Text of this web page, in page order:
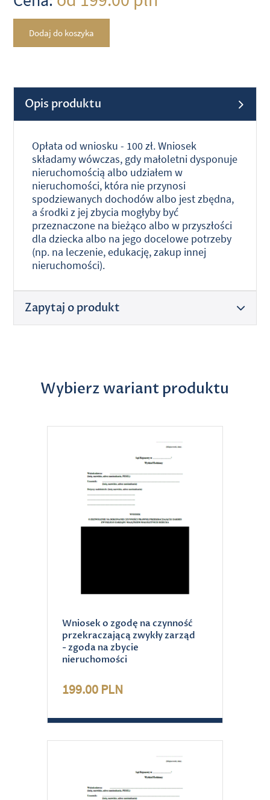
Dodaj do koszyka
Opis produktu
Opłata od wniosku - 100 zł. Wniosek
składamy wówczas, gdy małoletni dysponuje
nieruchomością albo udziałem w
nieruchomości, która nie przynosi
spodziewanych dochodów albo jest zbędna,
a środki z jej zbycia mogłyby być
przeznaczone na bieżąco albo w przyszłości
dla dziecka albo na jego docelowe potrzeby
(np. na leczenie, edukację, zakup innej
nieruchomości).
Zapytaj o produkt
Wybierz wariant produktu
Wniosek o zgodę na czynność
przekraczającą zwykły zarząd
- zgoda na zbycie
nieruchomości
199.00 PLN